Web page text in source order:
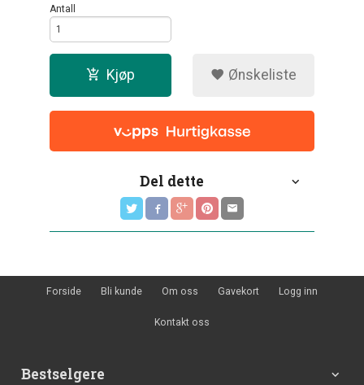
Antall
Kjøp Ønskeliste
Del dette
Forside Bli kunde Om oss Gavekort Logg inn
Kontakt oss
Bestselgere